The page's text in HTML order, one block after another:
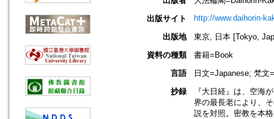
出版サイト
http://www.daihorin-
出版地
東京, 日本 [Tokyo,
資料の種類
書籍=Book
言語
日文=Japanese; 梵文
抄録
『大日経』は、空海
界の最長老により、
説を対照。密教を本